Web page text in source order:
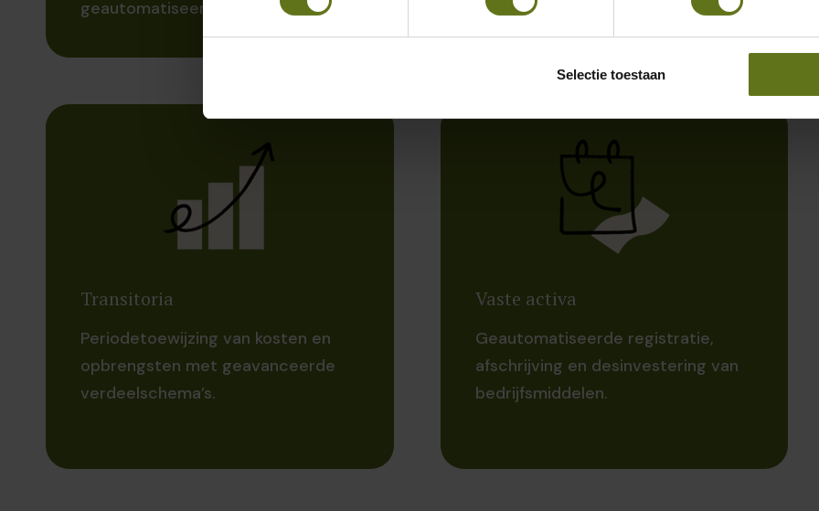
Selectie toestaan
geautomatiseerde incassoflows.
en meerdere entiteiten.
Transitoria
Periodetoewijzing van kosten en
opbrengsten met geavanceerde
verdeelschema’s.
Vaste activa
Geautomatiseerde registratie,
afschrijving en desinvestering van
bedrijfsmiddelen.